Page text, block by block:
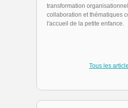
transformation
collaboration et thématiques
l'accueil de la petite enfance.
Tous les